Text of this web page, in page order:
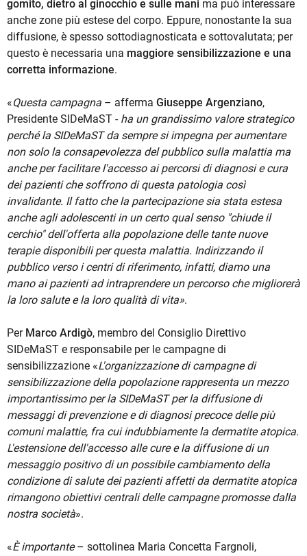
gomito, dietro al ginocchio e sulle mani ma può interessare
anche zone più estese del corpo. Eppure, nonostante la sua
diffusione, è spesso sottodiagnosticata e sottovalutata; per
questo è necessaria una maggiore sensibilizzazione e una
corretta informazione.
«Questa campagna – afferma Giuseppe Argenziano,
Presidente SIDeMaST - ha un grandissimo valore strategico
perché la SIDeMaST da sempre si impegna per aumentare
non solo la consapevolezza del pubblico sulla malattia ma
anche per facilitare l'accesso ai percorsi di diagnosi e cura
dei pazienti che soffrono di questa patologia così
invalidante. Il fatto che la partecipazione sia stata estesa
anche agli adolescenti in un certo qual senso "chiude il
cerchio" dell'offerta alla popolazione delle tante nuove
terapie disponibili per questa malattia. Indirizzando il
pubblico verso i centri di riferimento, infatti, diamo una
mano ai pazienti ad intraprendere un percorso che migliorerà
la loro salute e la loro qualità di vita».
Per Marco Ardigò, membro del Consiglio Direttivo
SIDeMaST e responsabile per le campagne di
sensibilizzazione «L'organizzazione di campagne di
sensibilizzazione della popolazione rappresenta un mezzo
importantissimo per la SIDeMaST per la diffusione di
messaggi di prevenzione e di diagnosi precoce delle più
comuni malattie, fra cui indubbiamente la dermatite atopica.
L'estensione dell'accesso alle cure e la diffusione di un
messaggio positivo di un possibile cambiamento della
condizione di salute dei pazienti affetti da dermatite atopica
rimangono obiettivi centrali delle campagne promosse dalla
nostra società».
«È importante– sottolinea Maria Concetta Fargnoli,